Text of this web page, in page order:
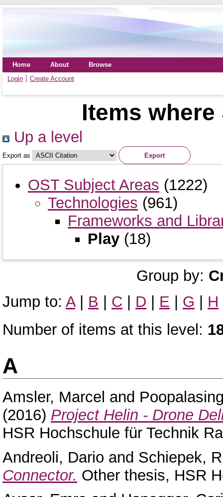
Home About
Browse
Login
Create Account
Items
Up a level
Export as
OST Subject Areas (1222)
Technologies (961)
Frameworks and
Play (18)
Group by:
Jump to: A| B | C | D | E | G | H
Number of items at this level:
A
Amsler, Marcel and
(2016) Project Helin - Drone
HSR Hochschule für Technik
Andreoli, Dario and Schiepek,
Connector. Other thesis, HSR